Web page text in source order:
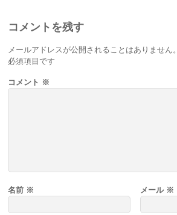
コメントを残す
メールアドレスが公開されることはありません。
必須項目です
コメント ※
名前 ※ メール ※